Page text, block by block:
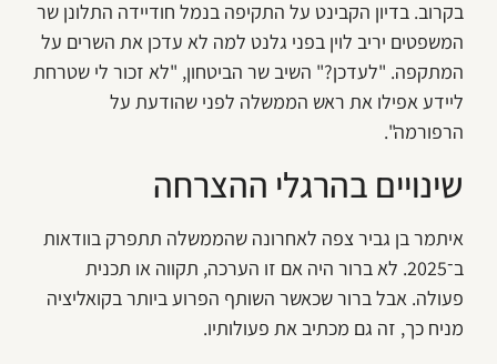
בקרוב. בדיון הקבינט על התקיפה בנמל חודיידה התלונן שר
המשפטים יריב לוין בפני גלנט למה לא עדכן את השרים על
המתקפה. "לעדכן?" השיב שר הביטחון, "לא זכור לי שטרחת
ליידע אפילו את ראש הממשלה לפני שהודעת על
הרפורמה".
שינויים בהרגלי ההצרחה
איתמר בן גביר צפה לאחרונה שהממשלה תתפרק בוודאות
ב־2025. לא ברור היה אם זו הערכה, תקווה או תכנית
פעולה. אבל ברור שכאשר השותף הפרוע ביותר בקואליציה
מניח כך, זה גם מכתיב את פעולותיו.